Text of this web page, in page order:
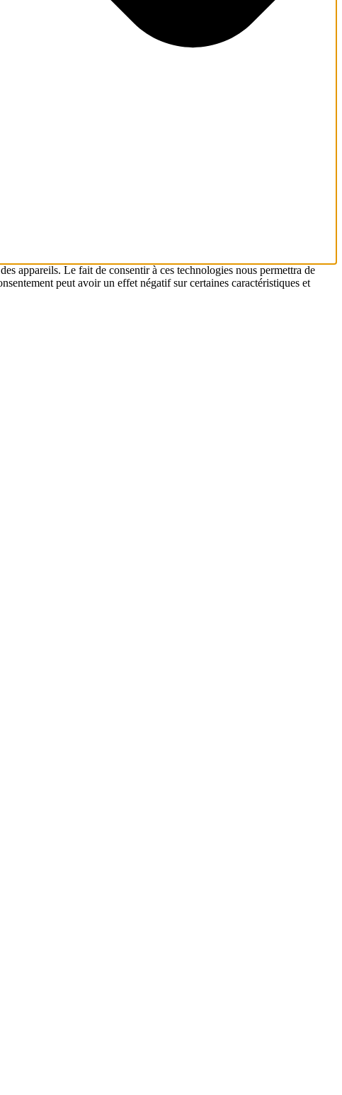
appareils. Le fait de consentir à ces technologies nous permettra de
peut avoir un effet négatif sur certaines caractéristiques et